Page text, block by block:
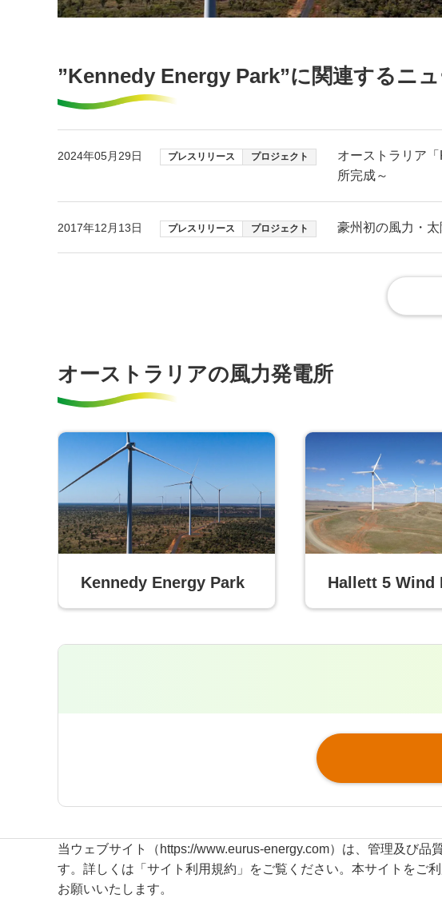
当ウェブサイト（https://www.eurus-energy.com）は、管理及び品
す。詳しくは「サイト利用規約」をご覧ください。本サイトをご
お願いいたします。
”Kennedy Energy Park”に関連するニ
2024年05月29日 プレスリリース プロジェクト
オーストラリア
所完成～
2017年12月13日 プレスリリース プロジェクト 豪州初の風力・
オーストラリアの風力発電所
Kennedy Energy Park Hallett 5 Wind
環境影響評価